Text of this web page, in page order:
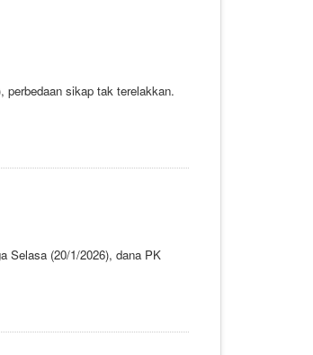
perbedaan sikap tak terelakkan.
Selasa (20/1/2026), dana PK